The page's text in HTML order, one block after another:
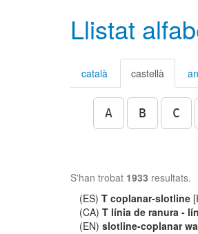
Llistat
català castellà
A B C
S'han trobat 1933 resultats.
(ES)T coplanar-slotline
(CA)T línia de ranura -
(EN)slotline-coplanar